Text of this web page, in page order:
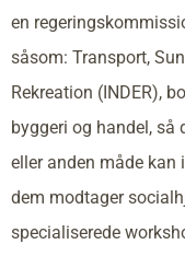
en
såsom: Transport,
Rekreation (INDER),
byggeri og handel, så
eller anden måde kan
dem modtager
specialiserede